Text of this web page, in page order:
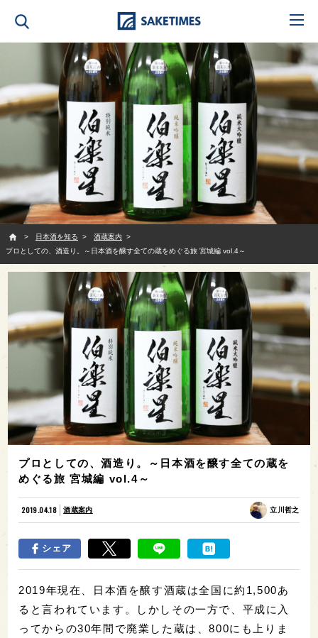
日本酒を知る
酒蔵案内
プロとしての、酒造り。～日本酒を醸す全ての蔵をめぐる旅 宮城編 vol.4～
プロとしての、酒造り。～日本酒を醸す全ての蔵を
めぐる旅 宮城編 vol.4～
2019.04.18 酒蔵案内 立川哲之
シェア
2019年現在、日本酒を醸す酒蔵は全国に約1,500あ
ると言われています。しかしその一方で、平成に入
ってからの30年間で廃業した蔵は、800にも上りま